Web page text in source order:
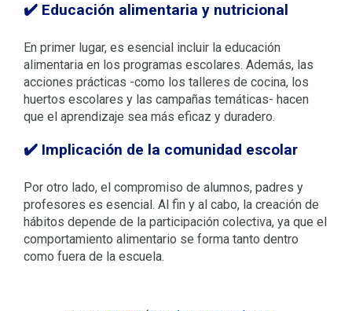
✔️ Educación alimentaria y nutricional
En primer lugar, es esencial incluir la educación
alimentaria en los programas escolares. Además, las
acciones prácticas -como los talleres de cocina, los
huertos escolares y las campañas temáticas- hacen
que el aprendizaje sea más eficaz y duradero.
✔️ Implicación de la comunidad escolar
Por otro lado, el compromiso de alumnos, padres y
profesores es esencial. Al fin y al cabo, la creación de
hábitos depende de la participación colectiva, ya que el
comportamiento alimentario se forma tanto dentro
como fuera de la escuela.